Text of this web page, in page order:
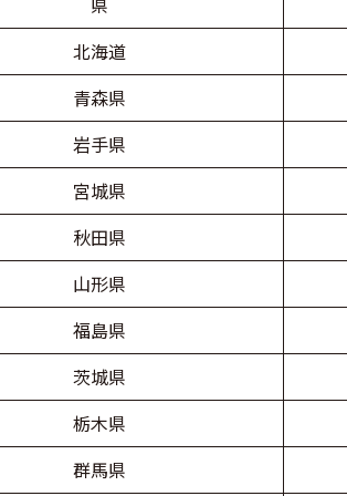
北海道
青森県
岩手県
宮城県
秋田県
山形県
福島県
茨城県
栃木県
群馬県